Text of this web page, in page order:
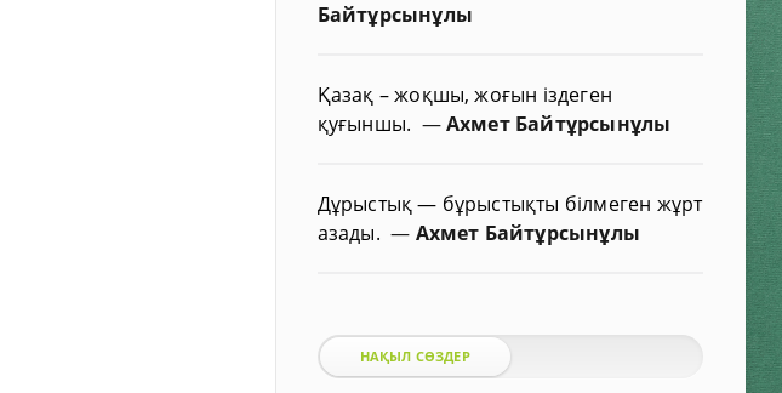
Байтұрсынұлы
Қазақ – жоқшы, жоғын іздеген
қуғыншы. —Ахмет Байтұрсынұлы
Дұрыстық — бұрыстықты білмеген жұрт
азады.— Ахмет Байтұрсынұлы
НАҚЫЛ СӨЗДЕР